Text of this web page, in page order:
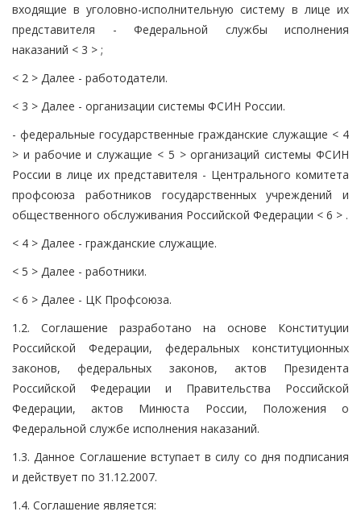
входящие в уголовно-исполнительную систему в лице их
представителя - Федеральной службы исполнения
наказаний < 3 > ;
< 2 > Далее - работодатели.
< 3 > Далее - организации системы ФСИН России.
- федеральные государственные гражданские служащие < 4
> и рабочие и служащие < 5 > организаций системы ФСИН
России в лице их представителя - Центрального комитета
профсоюза работников государственных учреждений и
общественного обслуживания Российской Федерации < 6 > .
< 4 > Далее - гражданские служащие.
< 5 > Далее - работники.
< 6 > Далее - ЦК Профсоюза.
1.2. Соглашение разработано на основе Конституции
Российской Федерации, федеральных конституционных
законов, федеральных законов, актов Президента
Российской Федерации и Правительства Российской
Федерации, актов Минюста России, Положения о
Федеральной службе исполнения наказаний.
1.3. Данное Соглашение вступает в силу со дня подписания
и действует по 31.12.2007.
1.4. Соглашение является: